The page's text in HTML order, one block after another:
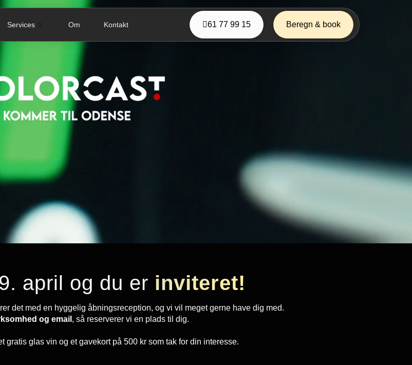
Services Om Kontakt 61 77 99 15 Beregn & book
april og du er inviteret!
det med en hyggelig åbningsreception, og vi vil meget gerne have dig med.
og email , så reserverer vi en plads til dig.
gratis glas vin og et gavekort på 500 kr som tak for din interesse.